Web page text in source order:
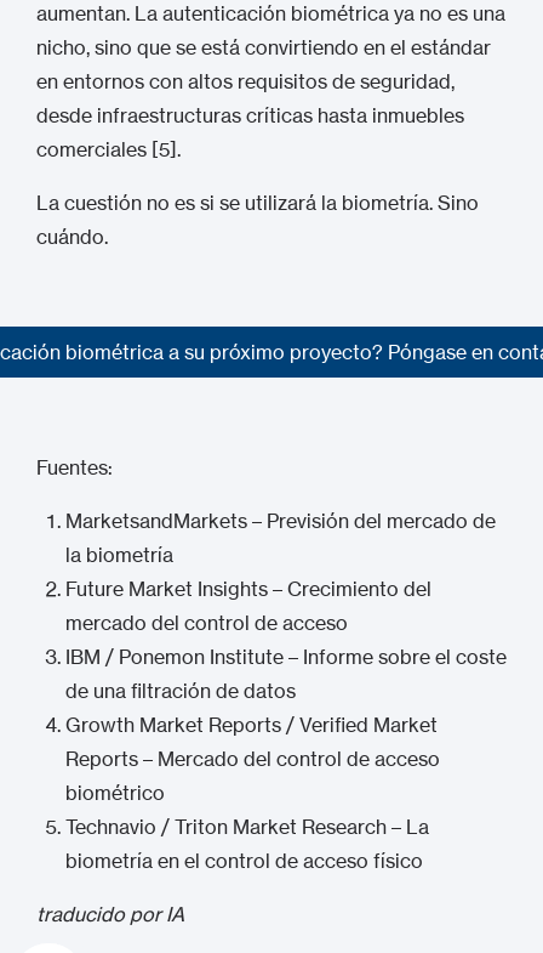
aumentan. La autenticación biométrica ya no es una
nicho, sino que se está convirtiendo en el estándar
en entornos con altos requisitos de seguridad,
desde infraestructuras críticas hasta inmuebles
comerciales [5].
La cuestión no es si se utilizará la biometría. Sino
cuándo.
biométrica a su próximo proyecto? Póngase en
Fuentes:
MarketsandMarkets – Previsión del mercado de
la biometría
Future Market Insights – Crecimiento del
mercado del control de acceso
IBM / Ponemon Institute – Informe sobre el coste
de una filtración de datos
Growth Market Reports / Verified Market
Reports – Mercado del control de acceso
biométrico
Technavio / Triton Market Research – La
biometría en el control de acceso físico
traducido por IA